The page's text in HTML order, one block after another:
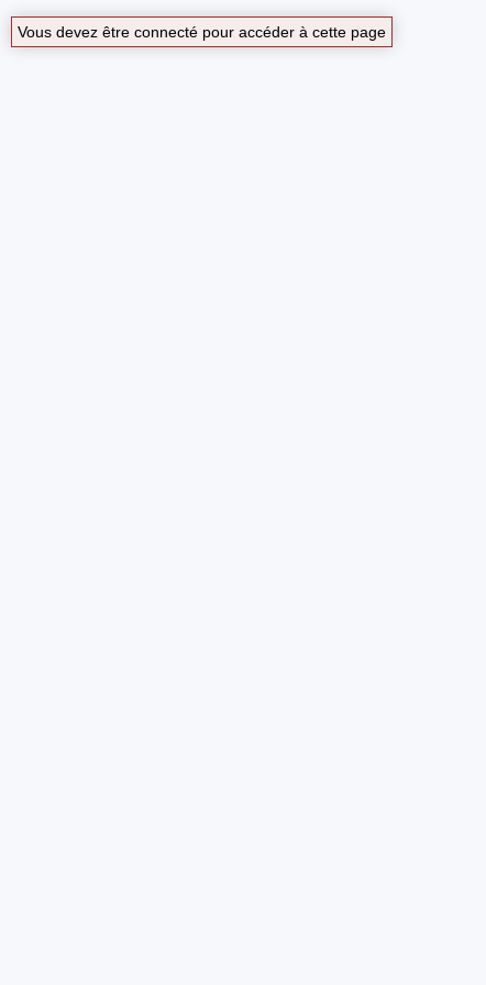
Vous devez être connecté pour accéder à cette page